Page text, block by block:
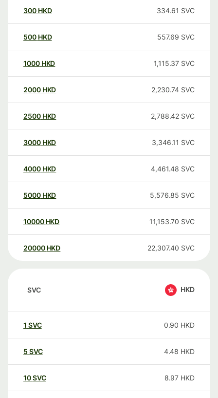
300 HKD 334.61 SVC
500 HKD 557.69 SVC
1000 HKD 1,115.37 SVC
2000 HKD 2,230.74 SVC
2500 HKD 2,788.42 SVC
3000 HKD 3,346.11 SVC
4000 HKD 4,461.48 SVC
5000 HKD 5,576.85 SVC
10000 HKD 11,153.70 SVC
20000 HKD 22,307.40 SVC
SVC HKD
1 SVC 0.90 HKD
5 SVC 4.48 HKD
10SVC 8.97 HKD